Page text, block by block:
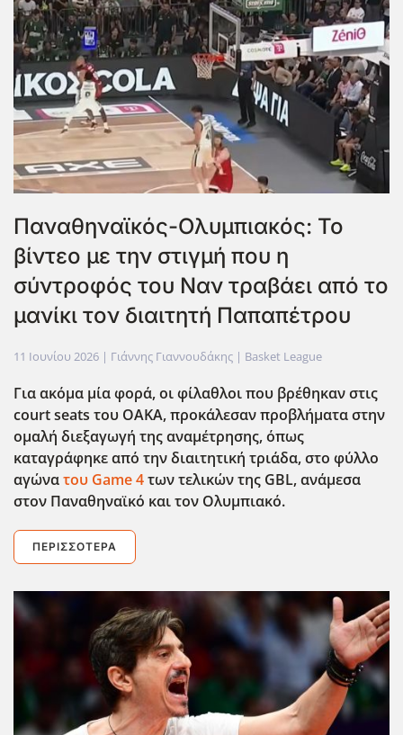
Παναθηναϊκός-Ολυμπιακός: Το
βίντεο με την στιγμή που η
σύντροφός του Ναν τραβάει από το
μανίκι τον διαιτητή Παπαπέτρου
11 Ιουνίου 2026 | Γιάννης Γιαννουδάκης | Basket League
Για ακόμα μία φορά, οι φίλαθλοι που βρέθηκαν στις
courtseats του ΟΑΚΑ, προκάλεσαν προβλήματα στην
ομαλή διεξαγωγή της αναμέτρησης, όπως
καταγράφηκε από την διαιτητική τριάδα, στο φύλλο
αγώνατου Game4των τελικών της GBL, ανάμεσα
στον Παναθηναϊκό και τον Ολυμπιακό.
ΠΕΡΙΣΣΌΤΕΡΑ